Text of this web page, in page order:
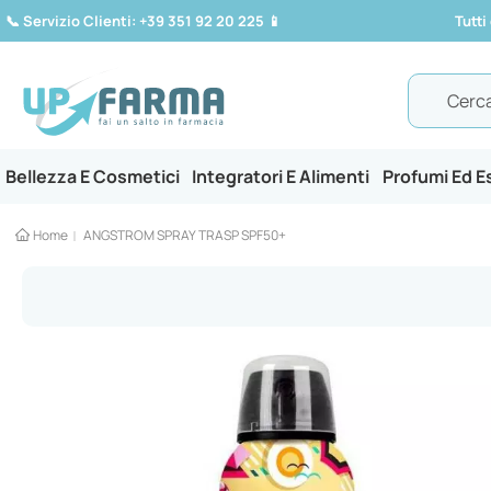
📞 Servizio Clienti: +39 351 92 20 225 📱 Tutti
Bellezza E Cosmetici Integratori E Alimenti Profumi Ed
Home ANGSTROM SPRAY TRASP SPF50+